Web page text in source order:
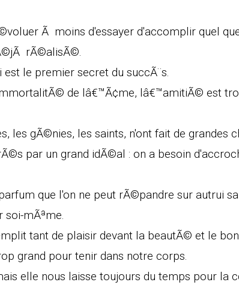
Ã moins d'essayer d'accomplir quel
rÃ©alisÃ©.
est le premier secret du succÃ¨s.
de lâ€™Ã¢me, lâ€™amitiÃ© est
les gÃ©nies, les saints, n'ont fait de grandes
par un grand idÃ©al : on a besoin
que l'on ne peut rÃ©pandre sur autrui
soi-mÃªme.
tant de plaisir devant la beautÃ© et le
grand pour tenir dans notre corps.
elle nous laisse toujours du temps pour la